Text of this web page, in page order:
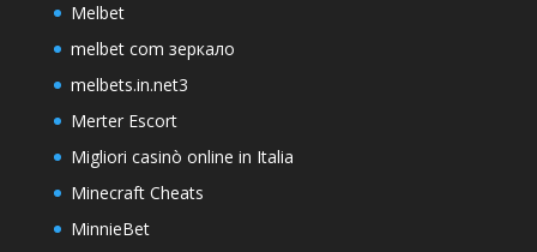
Melbet
melbet com зеркало
melbets.in.net3
Merter Escort
Migliori casinò online in Italia
Minecraft Cheats
MinnieBet